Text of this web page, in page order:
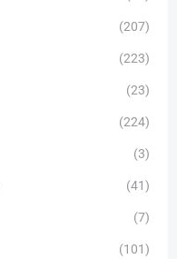
(207)
(223)
(23)
(224)
(3)
(41)
(7)
(101)